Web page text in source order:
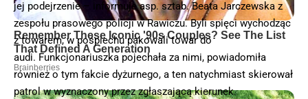
jej podejrzenie – informuje asp. sztab. Beata Jarczewska z
zespołu prasowego policji w Rawiczu. Byli spięci wychodząc
z towarem, w pośpiechu pakowali towar do
audi. Funkcjonariuszka pojechała za nimi, powiadomiła
również o tym fakcie dyżurnego, a ten natychmiast skierował
patrol w wyznaczony przez zgłaszającą kierunek.